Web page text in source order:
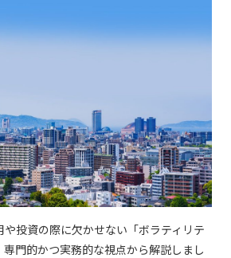
投資の際に欠かせない「ボラティリテ
門的かつ実務的な視点から解説しまし